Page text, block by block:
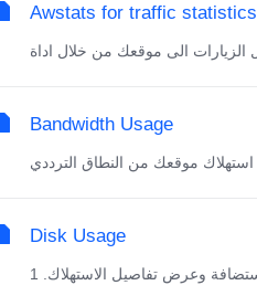
Awstats for traffic statistics
Bandwidth Usage
Disk Usage